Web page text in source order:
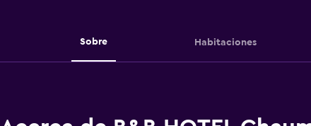
Sobre Habitaciones